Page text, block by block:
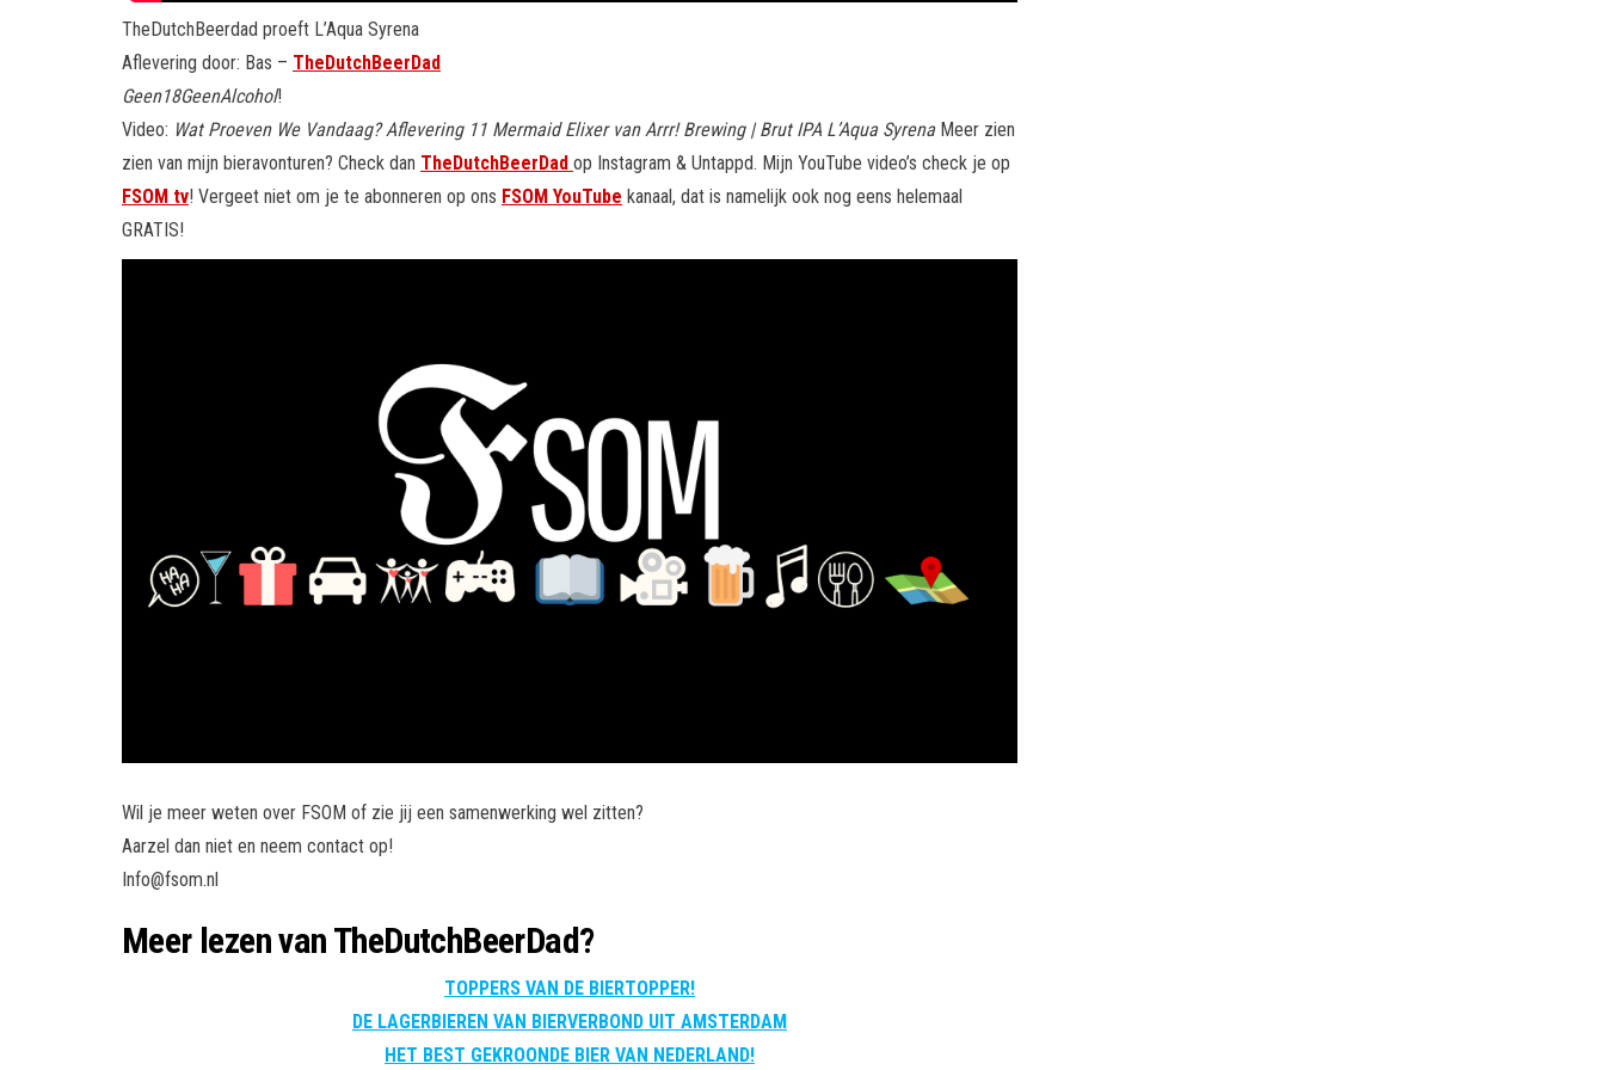
TheDutchBeerdad proeft L’Aqua Syrena
Aflevering door: Bas – TheDutchBeerDad
Geen18GeenAlcohol!
Video: Wat Proeven We Vandaag? Aflevering 11 Mermaid Elixer van Arrr! Brewing | Brut IPA L’Aqua SyrenaMeer zien
zien van mijn bieravonturen? Check dan TheDutchBeerDad op Instagram & Untappd. Mijn YouTube video’s check je op
FSOM tv! Vergeet niet om je te abonneren op ons FSOM YouTube kanaal, dat is namelijk ook nog eens helemaal
GRATIS!
Wil je meer weten over FSOM of zie jij een samenwerking wel zitten?
Aarzel dan niet en neem contact op!
Info@fsom.nl
Meer lezen van TheDutchBeerDad?
TOPPERS VAN DE BIERTOPPER!
DE LAGERBIEREN VAN BIERVERBOND UIT AMSTERDAM
HET BEST GEKROONDE BIER VAN NEDERLAND!